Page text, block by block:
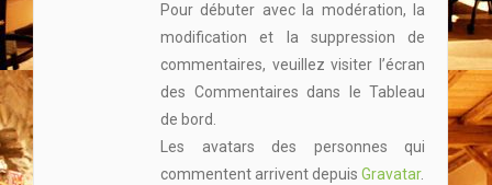
Pour débuter avec la modération, la
modification et la suppression de
commentaires, veuillez visiter l’écran
des Commentaires dans le Tableau
de bord.
Les avatars des personnes qui
commentent arrivent depuis Gravatar.